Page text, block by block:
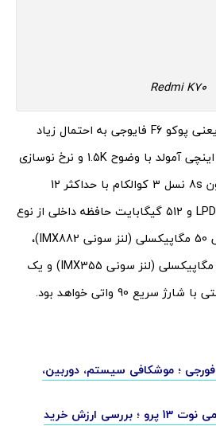
Redmi K70
از سوی دیگر، نسخه پایه یعنی پوکو F6 فایوجی به احتمال زیاد
دارای صفحه نمایش 6.67 اینچی آمولد با وضوح 1.5K و نرخ نوسازی
120 هرتز، تراشه اسنپدراگون 8s نسل 3 کوالکام با حداکثر 12
گیگابایت رم از نوع LPDDR5x و 512 گیگابایت حافظه داخلی از نوع
UFS 4.0، یک دوربین اصلی 50 مگاپیکسلی (لنز سونی IMX882)،
یک دوربین فوق عریض 8 مگاپیکسلی (لنز سونی IMX355) و یک
بررسی پوکو M6 Pro فورجی ؛ موشکافی سیستم،‌ دوربین،
مقایسه پوکو X6 با ردمی نوت 13 پرو ؛ بررسی ارزش خرید